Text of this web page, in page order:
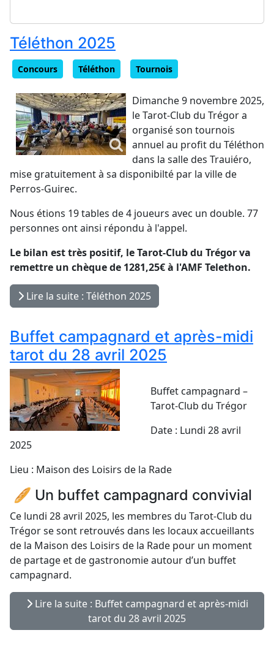
Téléthon 2025
Concours Téléthon Tournois
Dimanche 9 novembre 2025,
le Tarot-Club du Trégor a
organisé son tournois
annuel au profit du Téléthon
dans la salle des Trauiéro,
mise gratuitement à sa disponibilté par la ville de
Perros-Guirec.
Nous étions 19 tables de 4 joueurs avec un double. 77
personnes ont ainsi répondu à l'appel.
Le bilan est très positif, le Tarot-Club du Trégor va
remettre un chèque de 1281,25€ à l'AMF Telethon.
Lire la suite : Téléthon 2025
Buffet campagnard et après-midi
tarot du 28 avril 2025
Buffet campagnard –
Tarot-Club du Trégor
Date : Lundi 28 avril
2025
Lieu : Maison des Loisirs de la Rade
🥖 Un buffet campagnard convivial
Ce lundi 28 avril 2025, les membres du Tarot-Club du
Trégor se sont retrouvés dans les locaux accueillants
de la Maison des Loisirs de la Rade pour un moment
de partage et de gastronomie autour d’un buffet
campagnard.
Lire la suite : Buffet campagnard et après-midi
tarot du 28 avril 2025